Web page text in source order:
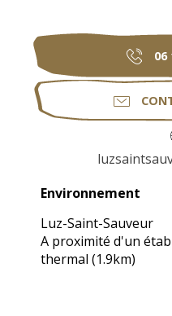
06
Environnement
Environnement
Luz-Saint-Sauveur
A proximité d'un
thermal (1.9km)